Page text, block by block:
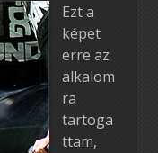
Ezt a
képet
erre az
alkalom
ra
tartoga
ttam,